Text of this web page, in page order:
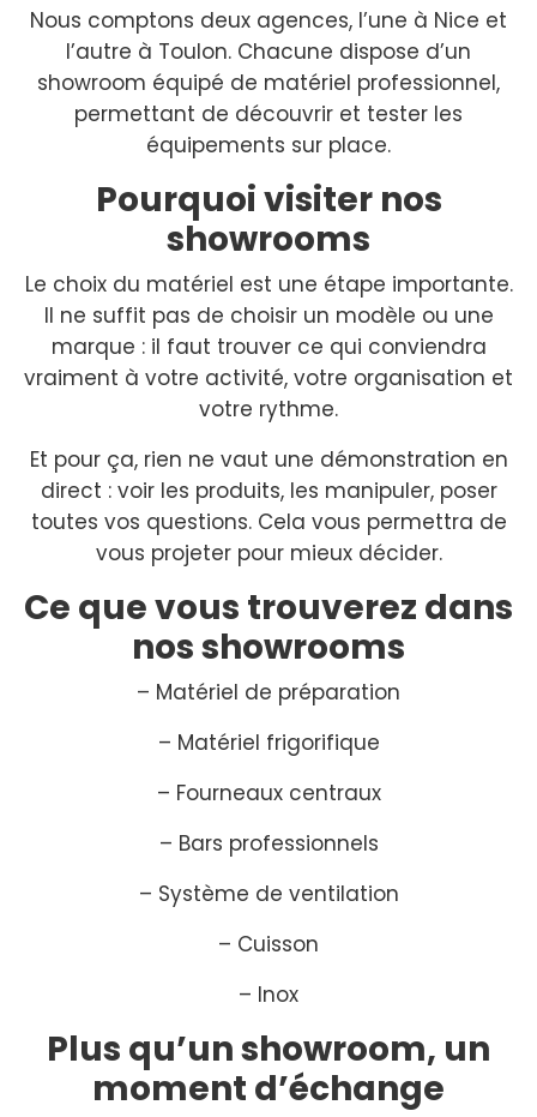
Nous comptons deux agences, l’une à Nice et
l’autre à Toulon. Chacune dispose d’un
showroom équipé de matériel professionnel,
permettant de découvrir et tester les
équipements sur place.
Pourquoi visiter nos
showrooms
Le choix du matériel est une étape importante.
Il ne suffit pas de choisir un modèle ou une
marque : il faut trouver ce qui conviendra
vraiment à votre activité, votre organisation et
votre rythme.
Et pour ça, rien ne vaut une démonstration en
direct : voir les produits, les manipuler, poser
toutes vos questions. Cela vous permettra de
vous projeter pour mieux décider.
Ce que vous trouverez dans
nos showrooms
– Matériel de préparation
– Matériel frigorifique
– Fourneaux centraux
– Bars professionnels
– Système de ventilation
– Cuisson
– Inox
Plus qu’un showroom, un
moment d’échange